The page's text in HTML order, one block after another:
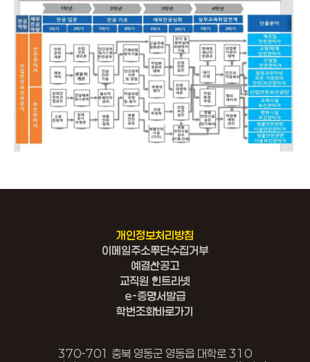
개인정보처리방침
이메일주소무단수집거부
예결산공고
교직원 인트라넷
e-증명서발급
학번조회바로가기
370-701 충북 영동군 영동읍 대학로 310